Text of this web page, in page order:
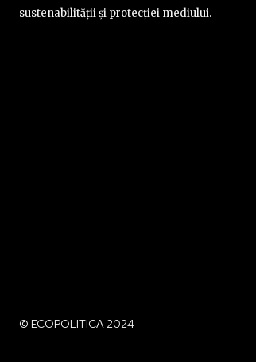
sustenabilității și protecției mediului.
© ECOPOLITICA 2024